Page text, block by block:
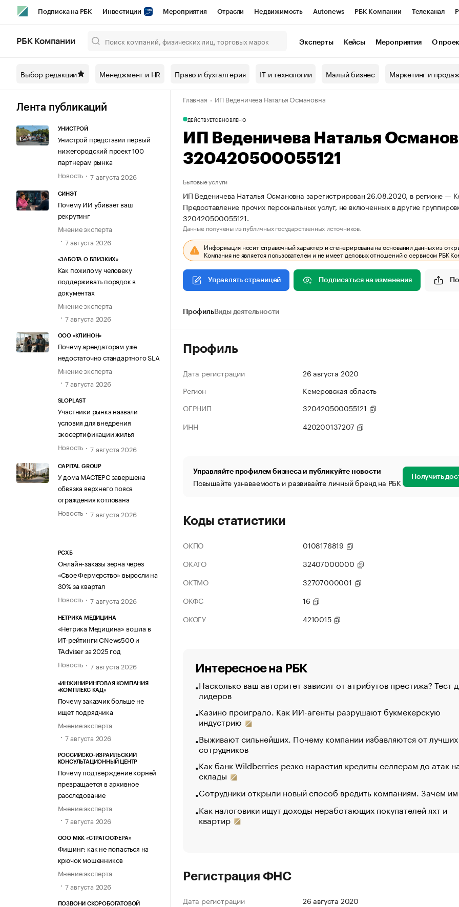
Подписка на РБК Инвестиции Мероприятия Отрасли Недвижимость Autonews РБК Компании Телеканал
Спецпроекты СПб Конференции СПб Спецпроекты Проверка контрагентов
Технологии и медиа Рынок наличной валюты
РБК Компании Эксперты Кейсы Мероприятия О
Выбор редакции Менеджмент и HR Право и бухгалтерия IT и технологии Малый бизнес Маркетинг и
Лента публикаций
УНИСТРОЙ
Унистрой представил первый
нижегородский проект 100
партнерам рынка
Новость
7 августа 2026
СИНЭТ
Почему ИИ убивает ваш
рекрутинг
Мнение эксперта
7 августа 2026
«ЗАБОТА О БЛИЗКИХ»
Как пожилому человеку
поддерживать порядок в
документах
Мнение эксперта
7 августа 2026
ООО «КЛИНОН»
Почему арендаторам уже
недостаточно стандартного SLA
Мнение эксперта
7 августа 2026
SLOPLAST
Участники рынка назвали
условия для внедрения
экосертификации жилья
Новость
7 августа 2026
CAPITAL GROUP
У дома МАСТЕРС завершена
обвязка верхнего пояса
ограждения котлована
Новость
7 августа 2026
РСХБ
Онлайн-заказы зерна через
«Свое Фермерство» выросли на
30% за квартал
Новость
7 августа 2026
НЕТРИКА МЕДИЦИНА
«Нетрика Медицина» вошла в
ИТ-рейтинги CNews500 и
TAdviser за 2025 год
Новость
7 августа 2026
«ИНЖИНИРИНГОВАЯ КОМПАНИЯ
«КОМПЛЕКС КАД»
Почему заказчик больше не
ищет подрядчика
Мнение эксперта
7 августа 2026
РОССИЙСКО-ИЗРАИЛЬСКИЙ
КОНСУЛЬТАЦИОННЫЙ ЦЕНТР
Почему подтверждение корней
превращается в архивное
расследование
Мнение эксперта
7 августа 2026
ООО МКК «СТРАТОСФЕРА»
Фишинг: как не попасться на
крючок мошенников
Мнение эксперта
7 августа 2026
ПОЗВОНИ СКОРОБОГАТОВОЙ
Главная ИП Веденичева Наталья Османовна
ДЕЙСТВУЕТОБНОВЛЕНО
ИП Веденичева Наталья
320420500055121
Бытовые услуги
ИП Веденичева Наталья Османовна зарегистрирован 26.08.2020, в регионе —
Предоставление прочих персональных услуг, не включенных в другие
320420500055121.
Данные получены из публичных государственных источников.
Информация носит справочный характер и сгенерирована на основании данных из
Компания не является пользователем и не имеет деловых отношений с сервисом РБК
Управлять страницей Подписаться на изменения
ПрофильВиды деятельности
Профиль
Дата регистрации
26 августа 2020
Регион
Кемеровская область
ОГРНИП
320420500055121
ИНН
420200137207
Управляйте профилем бизнеса и публикуйте новости
Повышайте узнаваемость и развивайте личный бренд на РБК Получить
Коды статистики
ОКПО
0108176819
ОКАТО
32407000000
ОКТМО
32707000001
ОКФС
16
ОКОГУ
4210015
Интересное на РБК
Насколько ваш авторитет зависит от атрибутов престижа? Тест
лидеров
Казино проиграло. Как ИИ-агенты разрушают букмекерскую
индустрию
Выживают сильнейших. Почему компании избавляются от лучших
сотрудников
Как банк Wildberries резко нарастил кредиты селлерам до атак
склады
Сотрудники открыли новый способ вредить компаниям. Зачем
Как налоговики ищут доходы неработающих покупателей яхт и
квартир
Регистрация ФНС
Дата регистрации
26 августа 2020